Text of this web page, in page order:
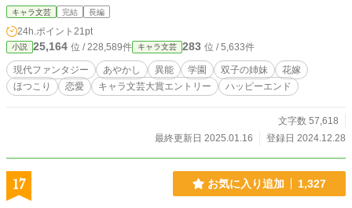
たりのせいで、似合わないもしないものしか着られないことに不満を募らせ、同
じ顔の姉がいるせいだと思い込んだことで、とんでもない事が起こってしまう。
キャラ文芸 完結 長編
24h.ポイント 21pt
小説 25,164 位 / 228,589件 キャラ文芸 283 位 / 5,633件
現代ファンタジー あやかし 異能 学園 双子の姉妹
花嫁
ほつこり
恋愛 キャラ文芸大賞エントリー ハッピーエンド
文字数 57,618
最終更新日 2025.01.16
登録日 2024.12.28
17 お気に入り追加 1,327